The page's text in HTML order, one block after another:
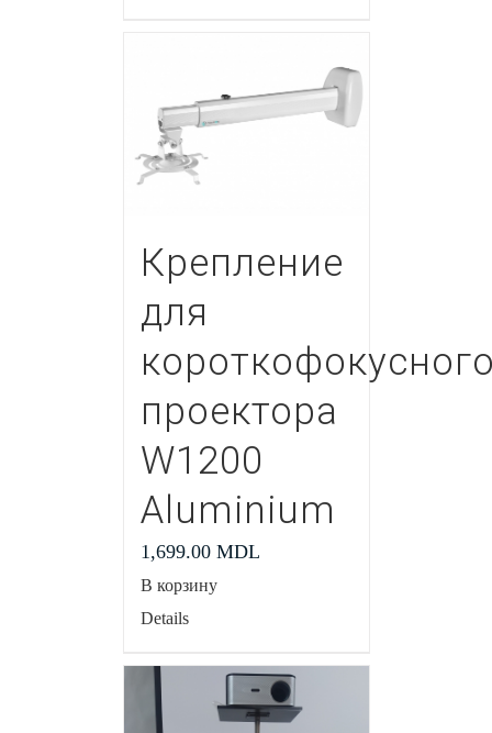
Крепление
для
проектора
W1200
Aluminium
1,699.00 MDL
В корзину
Details